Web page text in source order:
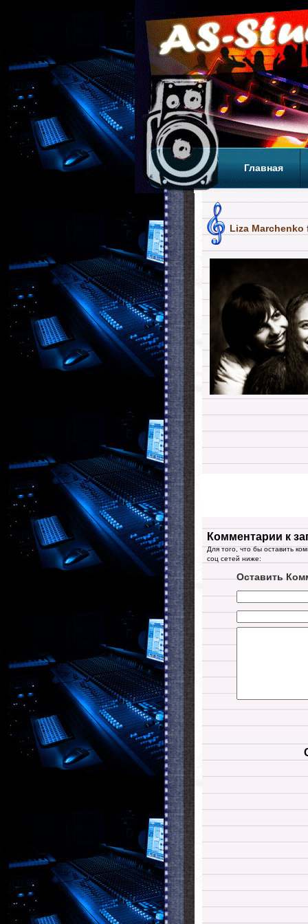
Главная
Liza
Комментарии к
Для того, что бы оставить
соц сетей ниже:
Оставить